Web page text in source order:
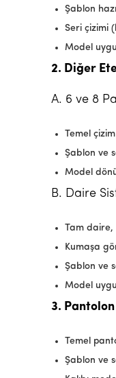
Şablon
Seri çizimi
Model
2. Diğer
A. 6 ve 8
Temel
Şablon ve
Model
B. Daire
Tam daire,
Kumaşa
Şablon ve
Model
3. Pantolon
Temel
Şablon ve